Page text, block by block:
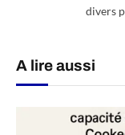
divers
A lire aussi